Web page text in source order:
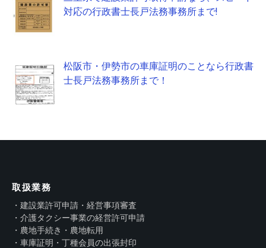
対応の行政書士長戸法務事務所まで!
松阪市・伊勢市の車庫証明のことなら行政書
士長戸法務事務所まで！
取扱業務
・建設業許可申請・経営事項審査
・介護タクシー事業の経営許可申請
・農地手続き・農地転用
・車庫証明・丁種会員の出張封印